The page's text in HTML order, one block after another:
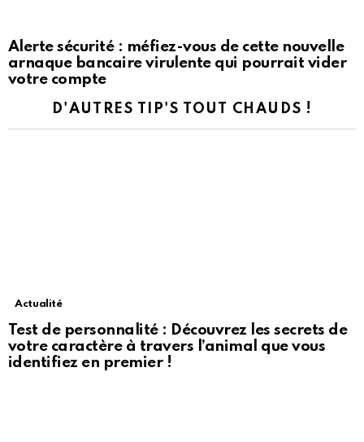
Alerte sécurité : méfiez-vous de cette nouvelle
arnaque bancaire virulente qui pourrait vider
votre compte
D'AUTRES TIP'S TOUT CHAUDS !
Actualité
Test de personnalité : Découvrez les secrets de
votre caractère à travers l’animal que vous
identifiez en premier !